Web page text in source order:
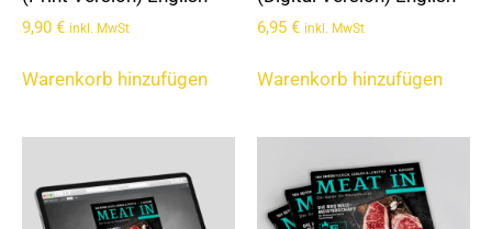
9,90 € inkl. MwSt
Warenkorb hinzufügen
6,95 € inkl. MwSt
Warenkorb hinzufügen